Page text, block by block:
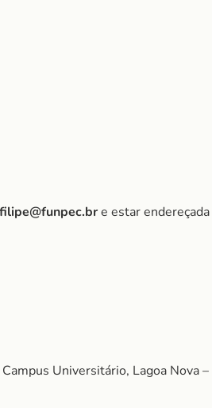
e estar
Universitário, Lagoa Nova